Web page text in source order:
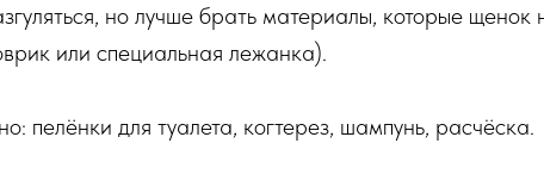
но лучше брать материалы, которые щенок
или специальная лежанка).
пелёнки для туалета, когтерез, шампунь, расчёска.